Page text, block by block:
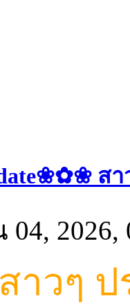
สา
2026,
าวๆ